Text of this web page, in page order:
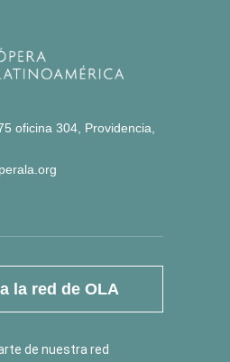
oficina 304, Providencia,
la red de OLA
de nuestra red